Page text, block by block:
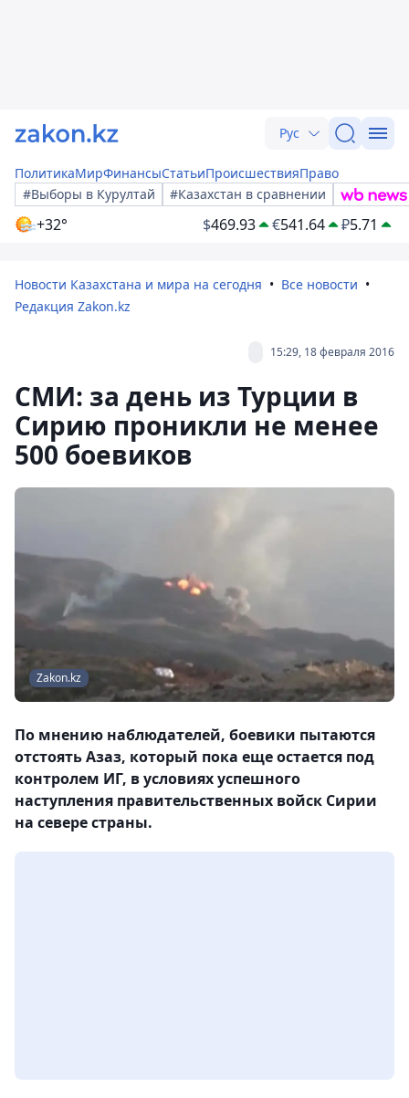
Рус
ПолитикаМирФинансыСтатьиПроисшествияПраво
#Выборы в Курултай
#Казахстан в сравнении
+32° $469.93 €541.64 ₽5.71
Новости Казахстана и мира на сегодня
Все новости
Редакция Zakon.kz
15:29, 18 февраля 2016
СМИ: за день из Турции в
Сирию проникли не менее
500 боевиков
Zakon.kz
По мнению наблюдателей, боевики пытаются
отстоять Азаз, который пока еще остается под
контролем ИГ, в условиях успешного
наступления правительственных войск Сирии
на севере страны.